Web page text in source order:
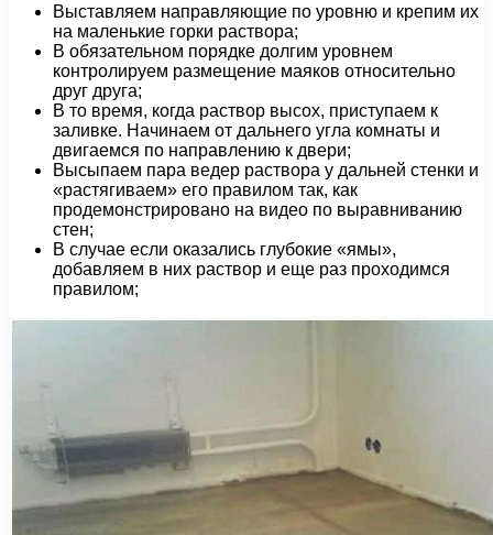
Выставляем направляющие по уровню и крепим их
на маленькие горки раствора;
В обязательном порядке долгим уровнем
контролируем размещение маяков относительно
друг друга;
В то время, когда раствор высох, приступаем к
заливке. Начинаем от дальнего угла комнаты и
двигаемся по направлению к двери;
Высыпаем пара ведер раствора у дальней стенки и
«растягиваем» его правилом так, как
продемонстрировано на видео по выравниванию
стен;
В случае если оказались глубокие «ямы»,
добавляем в них раствор и еще раз проходимся
правилом;